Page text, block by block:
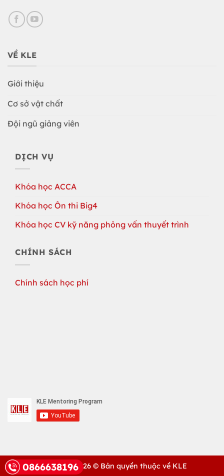
VỀ KLE
Giới thiệu
Cơ sở vật chất
Đội ngũ giảng viên
DỊCH VỤ
Khóa học ACCA
Khóa học Ôn thi Big4
Khóa học CV kỹ năng phỏng vấn thuyết trình
CHÍNH SÁCH
Chính sách học phí
Copyright 2026 © Bản quyền thuộc về KLE
0866638196